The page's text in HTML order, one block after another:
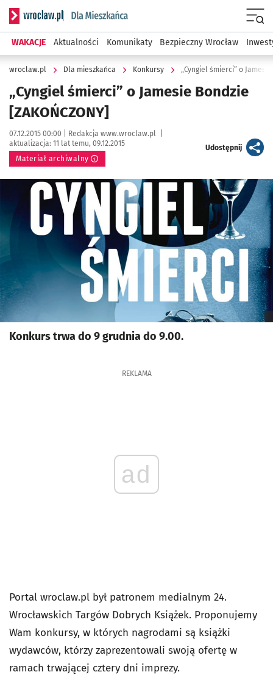
Serwis informacyjny wroclaw.pl podserwis: Dla mieszkańca
WAKACJE Aktualności Komunikaty Bezpieczny Wrocław
wroclaw.pl Dla mieszkańca Konkursy „Cyngiel śmierci” o Jamesie
„Cyngiel śmierci” o Jamesie Bondzie
[ZAKOŃCZONY]
Data publikacji:
07.12.2015 00:00 | Autor:
Redakcja www.wroclaw.pl
aktualizacja: 11 lat temu, 09.12.2015
Materiał archiwalny
Udostępnijartykuł
Kliknij, aby powiększyć
Konkurs trwa do 9 grudnia do 9.00.
REKLAMA
ad
Portal wroclaw.pl był patronem medialnym 24.
Wrocławskich Targów Dobrych Książek. Proponujemy
Wam konkursy, w których nagrodami są książki
wydawców, którzy zaprezentowali swoją ofertę w
ramach trwającej cztery dni imprezy.